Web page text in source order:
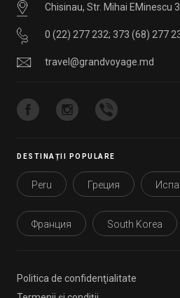
Chisinau, Str. Mihai EMinescu
0 (22) 277 232; 373 (68) 277
travel@grandvoyage.md
DESTINAȚII POPULARE
Peru Греция
Франция South Korea
Politica de confidenţialitate